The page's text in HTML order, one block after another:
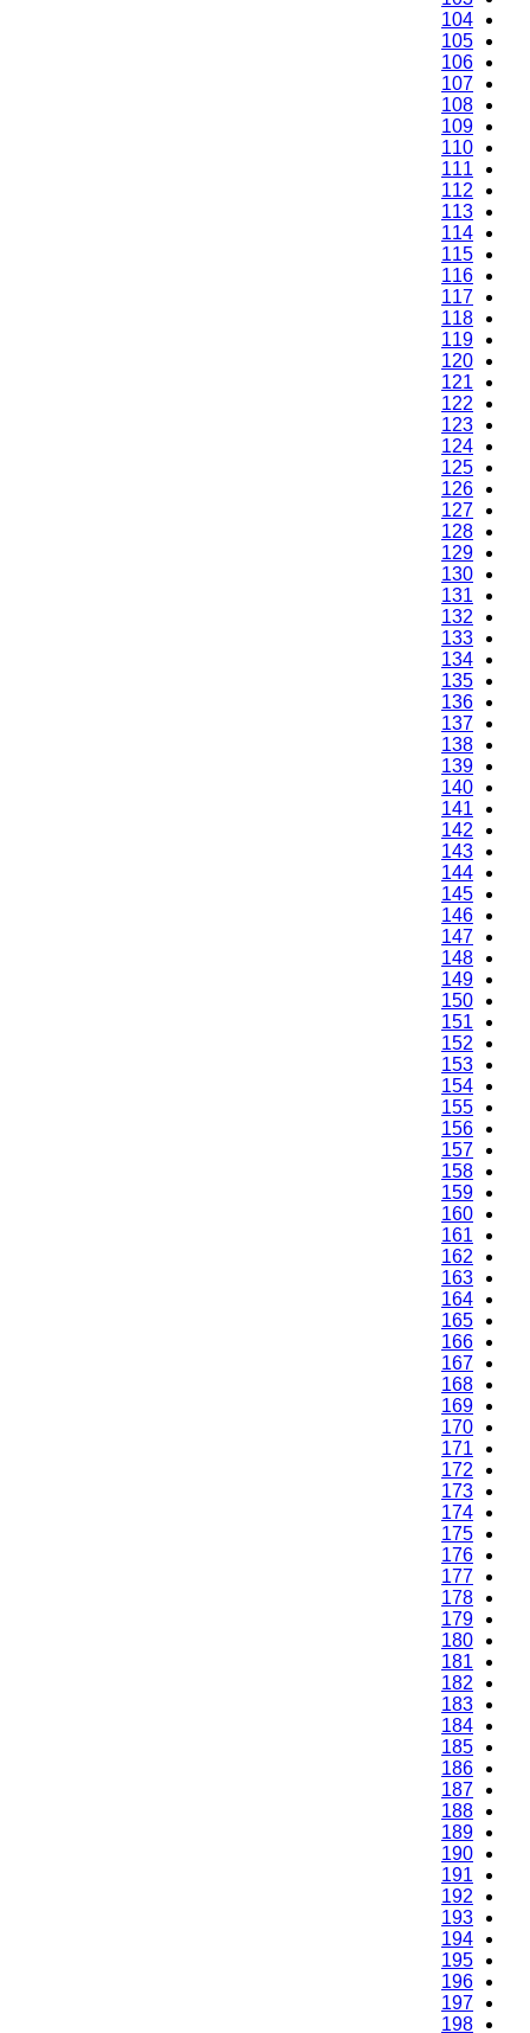
102
103
104
105
106
107
108
109
110
111
112
113
114
115
116
117
118
119
120
121
122
123
124
125
126
127
128
129
130
131
132
133
134
135
136
137
138
139
140
141
142
143
144
145
146
147
148
149
150
151
152
153
154
155
156
157
158
159
160
161
162
163
164
165
166
167
168
169
170
171
172
173
174
175
176
177
178
179
180
181
182
183
184
185
186
187
188
189
190
191
192
193
194
195
196